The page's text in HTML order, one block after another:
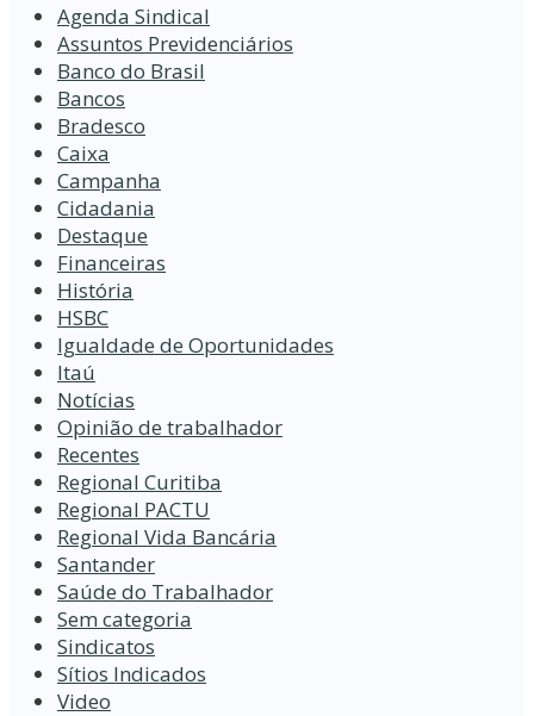
Agenda Sindical
Assuntos Previdenciários
Banco do Brasil
Bancos
Bradesco
Caixa
Campanha
Cidadania
Destaque
Financeiras
História
HSBC
Igualdade de Oportunidades
Itaú
Notícias
Opinião de trabalhador
Recentes
Regional Curitiba
Regional PACTU
Regional Vida Bancária
Santander
Saúde do Trabalhador
Sem categoria
Sindicatos
Sítios Indicados
Video